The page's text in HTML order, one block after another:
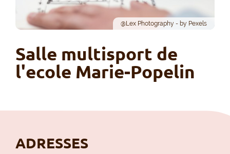
@Lex Photography - by Pexels
Salle multisport de
l'ecole Marie-Popelin
ADRESSES